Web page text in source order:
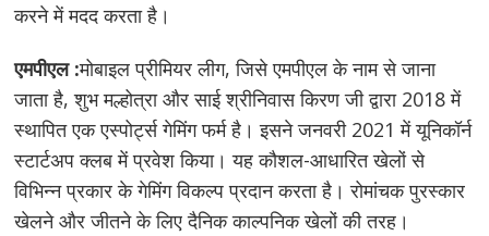
करने में मदद करता है।
एमपीएल :मोबाइल प्रीमियर लीग, जिसे एमपीएल के नाम से जाना
जाता है, शुभ मल्होत्रा और साई श्रीनिवास किरण जी द्वारा 2018 में
स्थापित एक एस्पोर्ट्स गेमिंग फर्म है। इसने जनवरी 2021 में यूनिकॉर्न
स्टार्टअप क्लब में प्रवेश किया। यह कौशल-आधारित खेलों से
विभिन्न प्रकार के गेमिंग विकल्प प्रदान करता है। रोमांचक पुरस्कार
खेलने और जीतने के लिए दैनिक काल्पनिक खेलों की तरह।